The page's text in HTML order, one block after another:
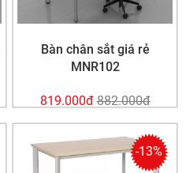
Bàn chân sắt giá rẻ
MNR102
819.000đ 882.000đ
-13%